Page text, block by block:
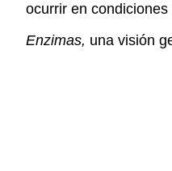
ocurrir en
Enzimas, una visión